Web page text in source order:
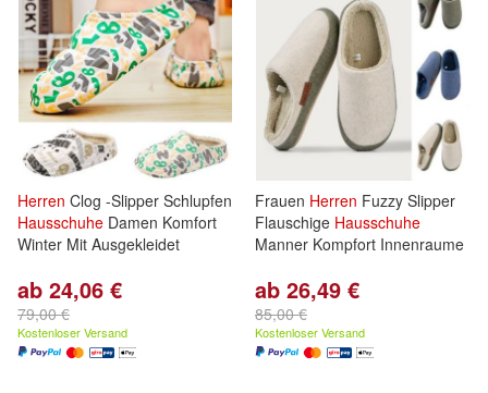
Herren Clog -Slipper Schlupfen
Hausschuhe Damen Komfort
Winter Mit Ausgekleidet
ab 24,06 €
79,00 €
Kostenloser Versand
Frauen Herren Fuzzy Slipper
Flauschige Hausschuhe
Manner Kompfort Innenraume
ab 26,49 €
85,00 €
Kostenloser Versand